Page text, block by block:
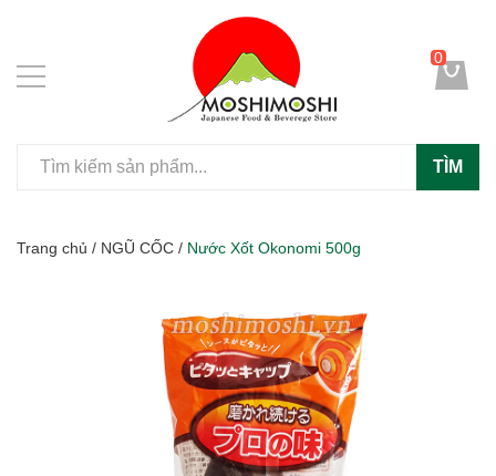
TÌM
0
Trang chủ / NGŨ CỐC / Nước Xốt Okonomi 500g